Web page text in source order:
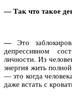
— Так что такое
—Это
депрессивном
личности. Из
энергия жить
— это когда
даже встать с